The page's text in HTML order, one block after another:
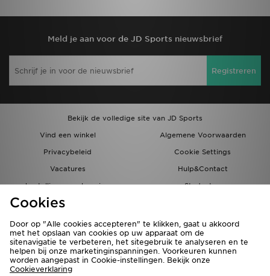
Meld je aan voor de JD Sports nieuwsbrief
Registreren
Bekijk de volledige site van JD Sports
Vind een winkel
Algemene Voorwaarden
Privacybeleid
Cookie Settings
Vacatures
Hulp&Contact
bestellingen en levering
Studenten
Partnerprogramma
Cookies
Door op "Alle cookies accepteren" te klikken, gaat u akkoord
met het opslaan van cookies op uw apparaat om de
sitenavigatie te verbeteren, het sitegebruik te analyseren en te
helpen bij onze marketinginspanningen. Voorkeuren kunnen
worden aangepast in Cookie-instellingen. Bekijk onze
Cookieverklaring